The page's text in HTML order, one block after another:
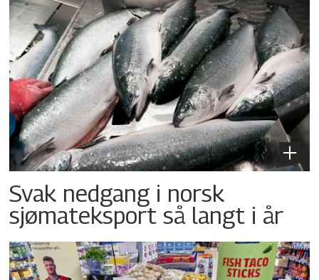
Svak nedgang i norsk
sjømateksport så langt i år